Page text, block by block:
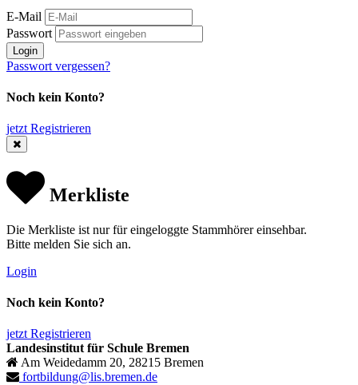
E-Mail
Passwort
Login
Passwort vergessen?
Noch kein Konto?
jetzt Registrieren
Merkliste
Die Merkliste ist nur für eingeloggte Stammhörer einsehbar.
Bitte melden Sie sich an.
Login
Noch kein Konto?
jetzt Registrieren
Landesinstitut für Schule Bremen
Am Weidedamm 20, 28215 Bremen
fortbildung@lis.bremen.de